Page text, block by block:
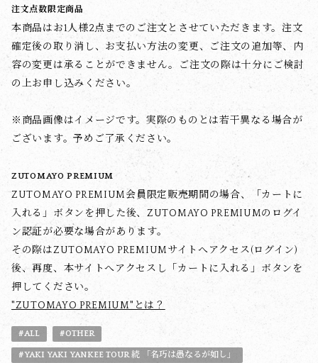
注文点数限定商品
本商品はお1人様2点までのご注文とさせていただきます。注文
確定後の取り消し、お支払い方法の変更、ご注文の追加等、内
容の変更は承ることができません。ご注文の際は十分にご検討
の上お申し込みください。
※商品画像はイメージです。実際のものとは若干異なる場合が
ございます。予めご了承ください。
ZUTOMAYO PREMIUM
ZUTOMAYO PREMIUM会員限定販売期間の場合、「カートに
入れる」ボタンを押した後、ZUTOMAYO PREMIUMのログイ
ン認証が必要な場合があります。
その際はZUTOMAYO PREMIUMサイトへアクセス(ログイン)
後、再度、本サイトへアクセスし「カートに入れる」ボタンを
押してください。
"ZUTOMAYO PREMIUM"とは？
#ALL #OTHER
#YAKI YAKI YANKEE TOUR 続 「名巧は愚なるが如し」